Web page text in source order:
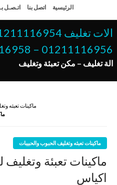
إلى
المحتوى
الرئيسية اتصل بنا اتـصـل
01211116956 – 01211116958
الة تغليف – مكن تعبئة وتغليف
ماكينات تعبئه
ماكينات تعبئه وتغليف الحبوب والحبيبات
ماكينات تعبئة
اكياس